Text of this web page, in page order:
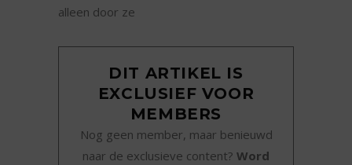
alleen door ze
DIT ARTIKEL IS
EXCLUSIEF VOOR
MEMBERS
Nog geen member, maar benieuwd
naar de exclusieve content? Word